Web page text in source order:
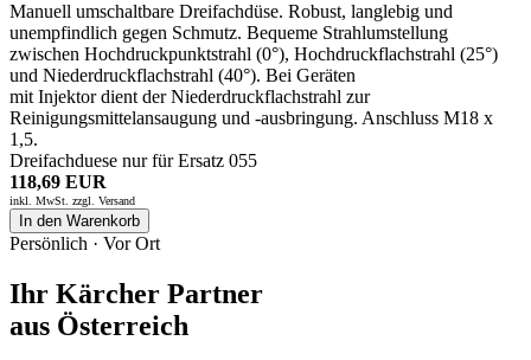
Manuell umschaltbare Dreifachdüse. Robust, langlebig und
unempfindlich gegen Schmutz. Bequeme Strahlumstellung
zwischen Hochdruckpunktstrahl (0°), Hochdruckflachstrahl (25°)
und Niederdruckflachstrahl (40°). Bei Geräten
mit Injektor dient der Niederdruckflachstrahl zur
Reinigungsmittelansaugung und -ausbringung. Anschluss M18 x
1,5.
Dreifachduese nur für Ersatz 055
118,69 EUR
inkl. MwSt. zzgl. Versand
In den Warenkorb
Persönlich · Vor Ort
Ihr Kärcher Partner
aus Österreich